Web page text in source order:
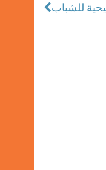
للشباب